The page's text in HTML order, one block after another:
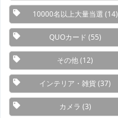
10000名以上大量当選 (14)
QUOカード (55)
その他(12)
インテリア・雑貨(37)
カメラ (3)